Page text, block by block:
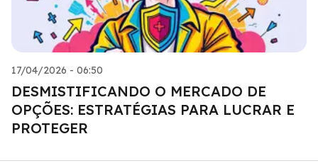
17/04/2026 - 06:50
DESMISTIFICANDO O MERCADO DE
OPÇÕES: ESTRATÉGIAS PARA LUCRAR E
PROTEGER